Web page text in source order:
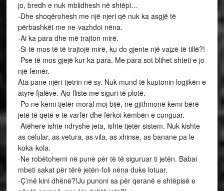
jo, bredh e nuk mblidhesh në shtëpi…
-Dhe shoqërohesh me një njeri që nuk ka asgjë të
përbashkët me ne-vazhdoi nëna.
-Ai ka para dhe më trajton mirë.
-Si të mos të të trajtojë mirë, ku do gjente një vajzë të tillë?!
-Pse të mos gjejë kur ka para. Me para sot blihet shteti e jo
një femër.
Ata pane njëri-tjetrin në sy. Nuk mund të kuptonin logjikën e
atyre fjalëve. Ajo fliste me siguri të plotë.
-Po ne kemi tjetër moral moj bijë, ne gjithmonë kemi bërë
jetë të qetë e të varfër-dhe fërkoi këmbën e cunguar.
-Atëhere ishte ndryshe jeta, ishte tjetër sistem. Nuk kishte
as celular, as vetura, as vila, as xhinse, as banane pa le
koka-kola.
-Ne robëtohemi në punë për të të siguruar ti jetën. Babai
mbeti sakat për tërë jetën-foli nëna duke lotuar.
-Ç’më kini dhënë?!Ju punoni sa për qeranë e shtëpisë e